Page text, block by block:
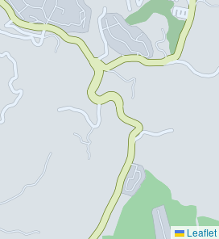
Leaflet